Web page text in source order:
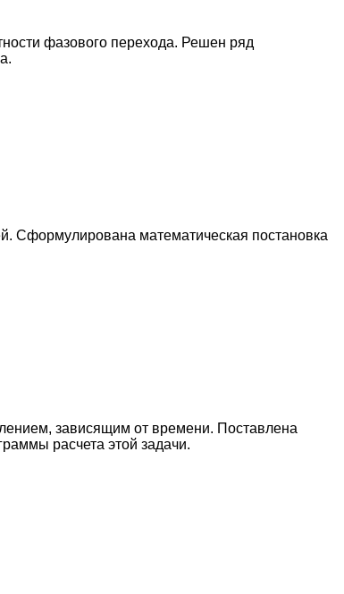
фазового перехода. Решен ряд
Сформулирована математическая постановка
зависящим от времени. Поставлена
расчета этой задачи.